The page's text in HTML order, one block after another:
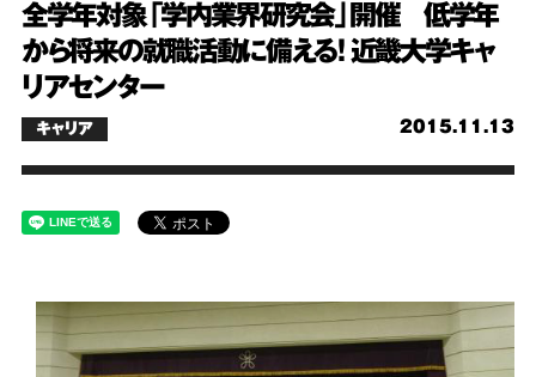
全学年対象「学内業界研究会」開催 低学年
から将来の就職活動に備える！ 近畿大学キャ
リアセンター
2015.11.13
キャリア